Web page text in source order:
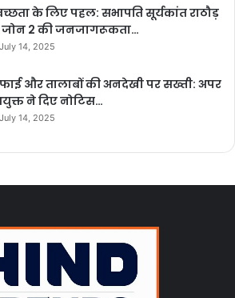
के लिए पहल: सभापति सूर्यकांत राठौड़
2 की जनजागरूकता…
July 14, 2025
और तालाबों की अनदेखी पर सख्ती: अपर
ने दिए नोटिस…
July 14, 2025